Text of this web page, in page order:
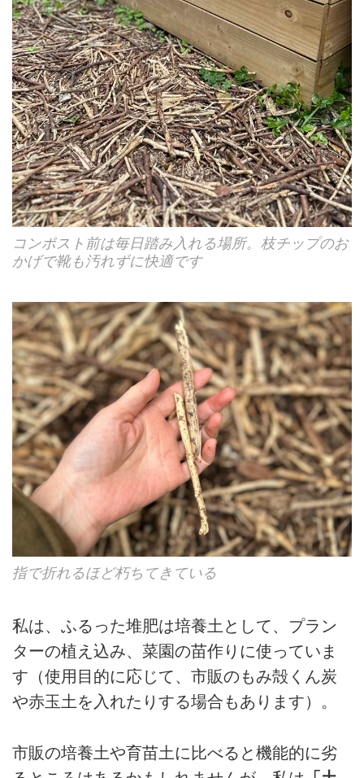
コンポスト前は毎日踏み入れる場所。枝チップのお
かげで靴も汚れずに快適です
指で折れるほど朽ちてきている
私は、ふるった堆肥は培養土として、プラン
ターの植え込み、菜園の苗作りに使っていま
す（使用目的に応じて、市販のもみ殻くん炭
や赤玉土を入れたりする場合もあります）。
市販の培養土や育苗土に比べると機能的に劣